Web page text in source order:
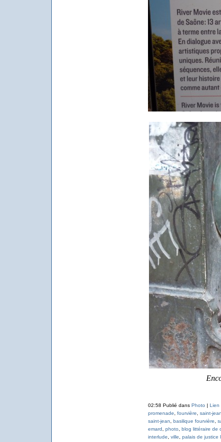
02:58 Publié dans Photo
Lien
promenade, fourvière, saint-
saint-jean, basilique fourvière,
emard , photo, blog littéraire de
interlude, ville, palais de justice